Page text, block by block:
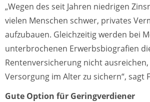
„Wegen des seit Jahren niedrigen
vielen Menschen schwer, privates
aufzubauen. Gleichzeitig werden bei
unterbrochenen Erwerbsbiografien
Rentenversicherung nicht
Versorgung im Alter zu sichern“, sagt
Gute Option für Geringverdiener